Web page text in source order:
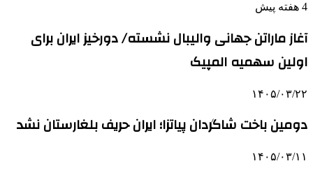
4 هفته پیش
آغاز ماراتن جهانی والیبال نشسته/ دورخیز ایران برای
اولین سهمیه المپیک
۱۴۰۵/۰۳/۲۲
دومین باخت شاگردان پیاتزا؛ ایران حریف بلغارستان نشد
۱۴۰۵/۰۳/۱۱